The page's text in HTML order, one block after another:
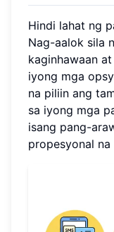
Hindi lahat ng
Nag-aalok sila
kaginhawaan
iyong mga
na piliin ang
sa iyong mga
isang pang-
propesyonal